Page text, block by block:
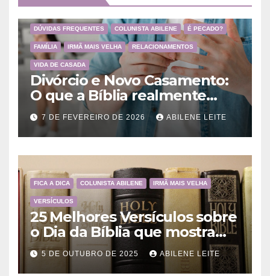
DÚVIDAS FREQUENTES COLUNISTA ABILENE É PECADO?
FAMÍLIA IRMÃ MAIS VELHA RELACIONAMENTOS
VIDA DE CASADA
Divórcio e Novo Casamento:
O que a Bíblia realmente
ensina
7 DE FEVEREIRO DE 2026 ABILENE LEITE
FICA A DICA COLUNISTA ABILENE IRMÃ MAIS VELHA
VERSÍCULOS
25 Melhores Versículos sobre
o Dia da Bíblia que mostram
a importância da Palavra de
Deus
5 DE OUTUBRO DE 2025 ABILENE LEITE